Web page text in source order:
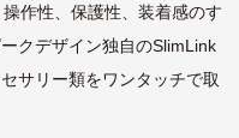
作性、保護性、装着感のす
クデザイン独自のSlimLink
サリー類をワンタッチで取